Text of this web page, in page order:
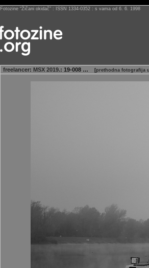
Fotozine “Žičani okidač” : ISSN 1334-0352 : s vama od 6. 6. 1998
freelancer: MSX 2019.: 19-008 … [prethodna fotografija